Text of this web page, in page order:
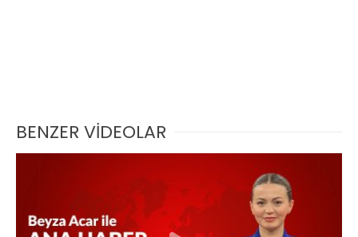
BENZER VİDEOLAR